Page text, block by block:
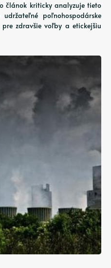
článok kriticky analyzuje tieto
poľnohospodárske
zdravšie voľby a etickejšiu